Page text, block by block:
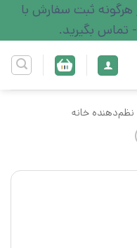
هرگونه ثبت سفارش با
خانه